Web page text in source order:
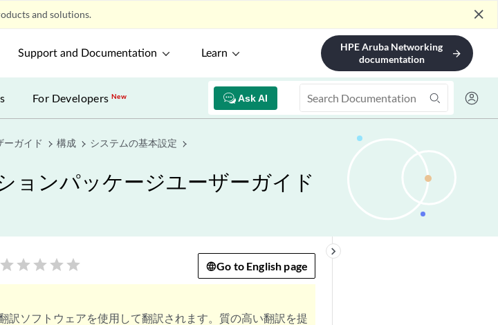
and solutions. close
Support and Documentation Learn
HPE Aruba Networking
documentation
arrow_forward
Ask AI
For DevelopersNew
ーガイド 構成 システムの基本設定
ョンパッケージユーザーガイド
keyboard_arrow_right
star star star star star Go to English page
訳ソフトウェアを使用して翻訳されます。質の高い翻訳を提